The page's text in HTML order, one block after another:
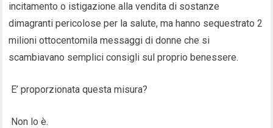
incitamento o istigazione alla vendita di sostanze
dimagranti pericolose per la salute, ma hanno sequestrato 2
milioni ottocentomila messaggi di donne che si
scambiavano semplici consigli sul proprio benessere.
E’ proporzionata questa misura?
Non lo è.